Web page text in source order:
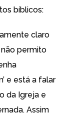
bíblicos:
claro
não permito
e está a falar
da Igreja e
Assim